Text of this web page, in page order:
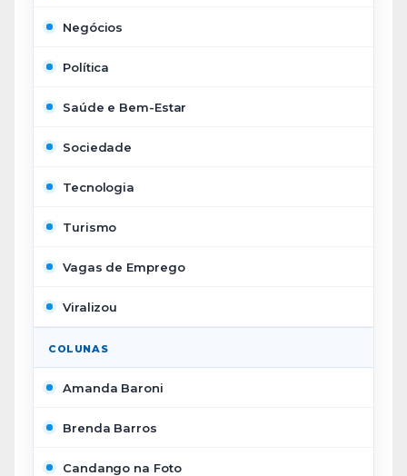
Negócios
Política
Saúde e Bem-Estar
Sociedade
Tecnologia
Turismo
Vagas de Emprego
Viralizou
COLUNAS
Amanda Baroni
Brenda Barros
Candango na Foto